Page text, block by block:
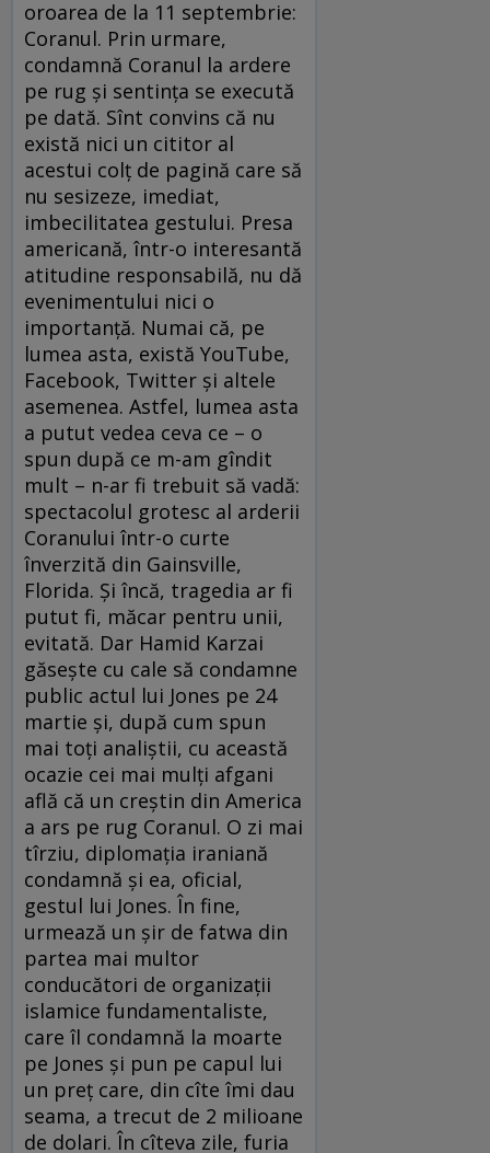
oroarea de la 11 septembrie:
Coranul. Prin urmare,
condamnă Coranul la ardere
pe rug şi sentinţa se execută
pe dată. Sînt convins că nu
există nici un cititor al
acestui colţ de pagină care să
nu sesizeze, imediat,
imbecilitatea gestului. Presa
americană, într-o interesantă
atitudine responsabilă, nu dă
evenimentului nici o
importanţă. Numai că, pe
lumea asta, există YouTube,
Facebook, Twitter şi altele
asemenea. Astfel, lumea asta
a putut vedea ceva ce – o
spun după ce m-am gîndit
mult – n-ar fi trebuit să vadă:
spectacolul grotesc al arderii
Coranului într-o curte
înverzită din Gainsville,
Florida. Şi încă, tragedia ar fi
putut fi, măcar pentru unii,
evitată. Dar Hamid Karzai
găseşte cu cale să condamne
public actul lui Jones pe 24
martie şi, după cum spun
mai toţi analiştii, cu această
ocazie cei mai mulţi afgani
află că un creştin din America
a ars pe rug Coranul. O zi mai
tîrziu, diplomaţia iraniană
condamnă şi ea, oficial,
gestul lui Jones. În fine,
urmează un şir de fatwa din
partea mai multor
conducători de organizaţii
islamice fundamentaliste,
care îl condamnă la moarte
pe Jones şi pun pe capul lui
un preţ care, din cîte îmi dau
seama, a trecut de 2 milioane
de dolari. În cîteva zile, furia